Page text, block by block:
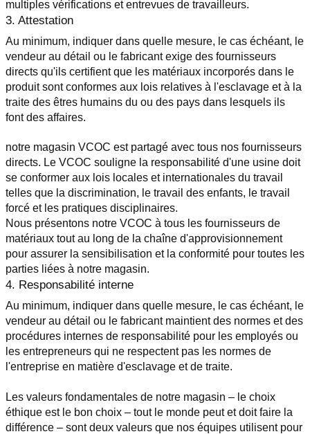
multiples vérifications et entrevues de travailleurs.
3. Attestation
Au minimum, indiquer dans quelle mesure, le cas échéant, le
vendeur au détail ou le fabricant exige des fournisseurs
directs qu'ils certifient que les matériaux incorporés dans le
produit sont conformes aux lois relatives à l'esclavage et à la
traite des êtres humains du ou des pays dans lesquels ils
font des affaires.
notre magasin VCOC est partagé avec tous nos fournisseurs
directs. Le VCOC souligne la responsabilité d'une usine doit
se conformer aux lois locales et internationales du travail
telles que la discrimination, le travail des enfants, le travail
forcé et les pratiques disciplinaires.
Nous présentons notre VCOC à tous les fournisseurs de
matériaux tout au long de la chaîne d'approvisionnement
pour assurer la sensibilisation et la conformité pour toutes les
parties liées à notre magasin.
4. Responsabilité interne
Au minimum, indiquer dans quelle mesure, le cas échéant, le
vendeur au détail ou le fabricant maintient des normes et des
procédures internes de responsabilité pour les employés ou
les entrepreneurs qui ne respectent pas les normes de
l'entreprise en matière d'esclavage et de traite.
Les valeurs fondamentales de notre magasin – le choix
éthique est le bon choix – tout le monde peut et doit faire la
différence – sont deux valeurs que nos équipes utilisent pour